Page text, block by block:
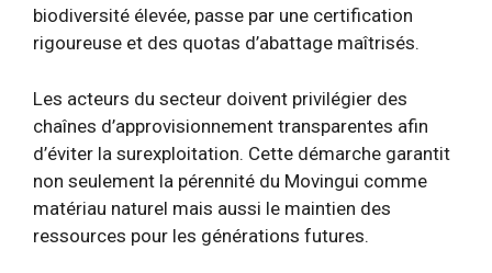
biodiversité élevée, passe par une certification
rigoureuse et des quotas d’abattage maîtrisés.
Les acteurs du secteur doivent privilégier des
chaînes d’approvisionnement transparentes afin
d’éviter la surexploitation. Cette démarche garantit
non seulement la pérennité du Movingui comme
matériau naturel mais aussi le maintien des
ressources pour les générations futures.